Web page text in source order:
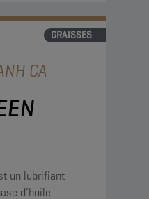
GRAISSES
CA
un lubrifiant
d’huile